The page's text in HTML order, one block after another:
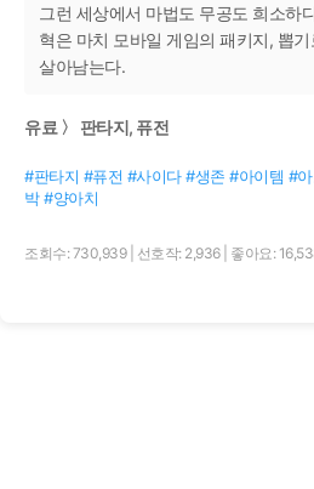
그런 세상에서 마법도 무공도 희소하
혁은 마치 모바일 게임의 패키지, 뽑
살아남는다.
유료 〉 판타지, 퓨전
#판타지 #퓨전 #사이다 #생존 #아이템 #
박 #양아치
조회수: 730,939 선호작: 2,936 좋아요: